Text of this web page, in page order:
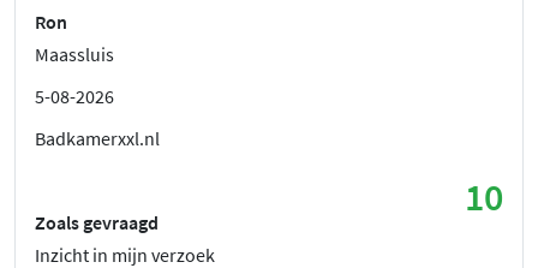
Ron
Maassluis
5-08-2026
Badkamerxxl.nl
10
Zoals gevraagd
Inzicht in mijn verzoek